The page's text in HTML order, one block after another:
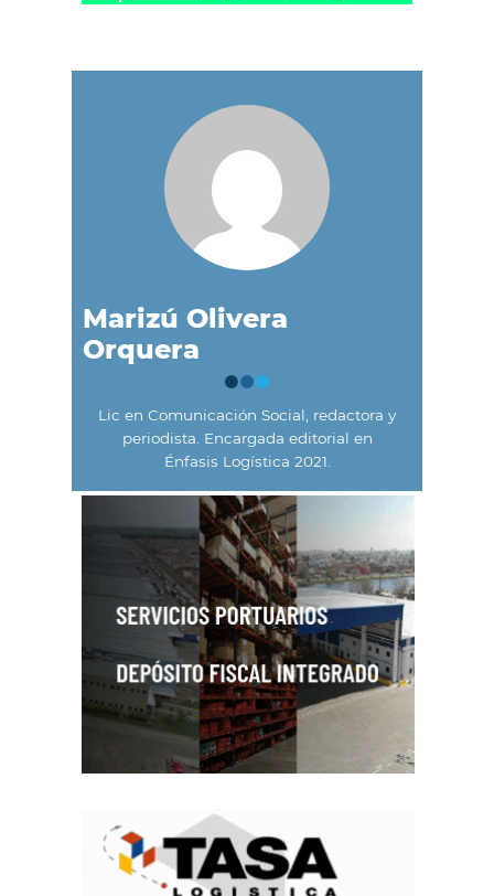
Marizú Olivera
Orquera
Lic en Comunicación Social, redactora y
periodista. Encargada editorial en
Énfasis Logística 2021.